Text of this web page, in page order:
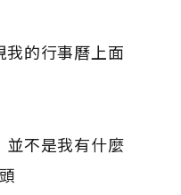
的行事曆上面
不是我有什麼